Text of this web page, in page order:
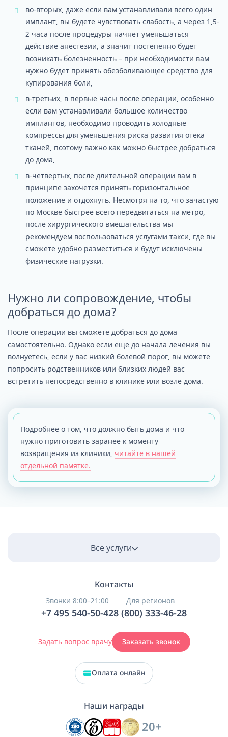
во-вторых, даже если вам устанавливали всего один
имплант, вы будете чувствовать слабость, а через 1,5-
2 часа после процедуры начнет уменьшаться
действие анестезии, а значит постепенно будет
возникать болезненность – при необходимости вам
нужно будет принять обезболивающее средство для
купирования боли,
в-третьих, в первые часы после операции, особенно
если вам устанавливали большое количество
имплантов, необходимо проводить холодные
компрессы для уменьшения риска развития отека
тканей, поэтому важно как можно быстрее добраться
до дома,
в-четвертых, после длительной операции вам в
принципе захочется принять горизонтальное
положение и отдохнуть. Несмотря на то, что зачастую
по Москве быстрее всего передвигаться на метро,
после хирургического вмешательства мы
рекомендуем воспользоваться услугами такси, где вы
сможете удобно разместиться и будут исключены
физические нагрузки.
Нужно ли сопровождение, чтобы
добраться до дома?
После операции вы сможете добраться до дома
самостоятельно. Однако если еще до начала лечения вы
волнуетесь, если у вас низкий болевой порог, вы можете
попросить родственников или близких людей вас
встретить непосредственно в клинике или возле дома.
Подробнее о том, что должно быть дома и что
нужно приготовить заранее к моменту
возвращения из клиники, читайте в нашей
отдельной памятке.
Все услуги
Контакты
Звонки 8:00–21:00
+7 495 540-50-42
Для регионов
8 (800) 333-46-28
Задать вопрос врачу Заказать звонок
Оплата онлайн
Наши награды
20+